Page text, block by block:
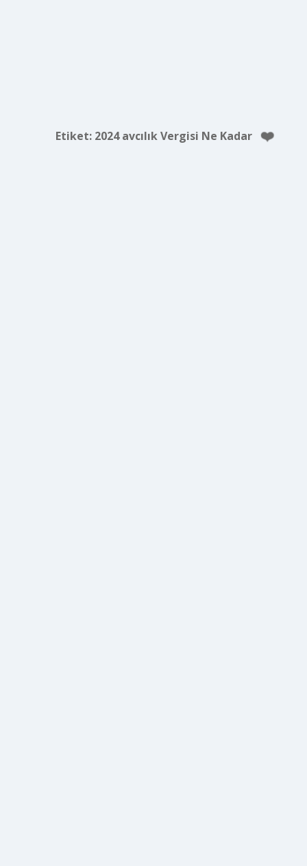
Etiket: 2024 avcılık Vergisi Ne Kadar